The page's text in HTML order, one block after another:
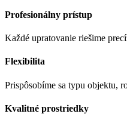
Profesionálny prístup
Každé upratovanie riešime
Flexibilita
Prispôsobíme sa typu objektu,
Kvalitné prostriedky